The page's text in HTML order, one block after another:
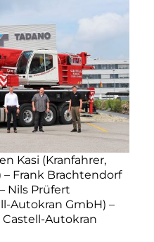
Kasi (Kranfahrer,
Frank Brachtendorf
Nils Prüfert
Autokran GmbH) –
Castell-Autokran